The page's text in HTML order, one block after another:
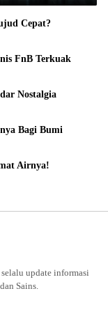
Cepat?
FnB Terkuak
Nostalgia
Bagi Bumi
Airnya!
update informasi
Sains.